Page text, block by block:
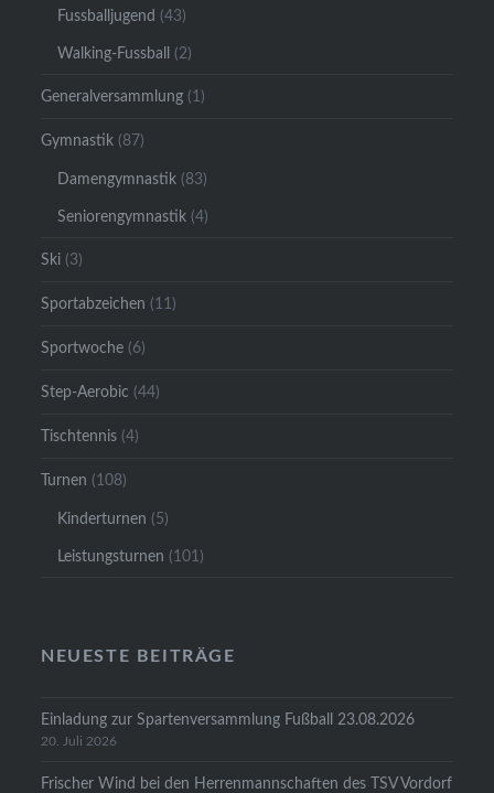
Fussballjugend (43)
Walking-Fussball (2)
Generalversammlung (1)
Gymnastik (87)
Damengymnastik (83)
Seniorengymnastik (4)
Ski (3)
Sportabzeichen (11)
Sportwoche (6)
Step-Aerobic (44)
Tischtennis (4)
Turnen (108)
Kinderturnen (5)
Leistungsturnen (101)
NEUESTE BEITRÄGE
Einladung zur Spartenversammlung Fußball 23.08.2026
20. Juli 2026
Frischer Wind bei den Herrenmannschaften des TSV Vordorf